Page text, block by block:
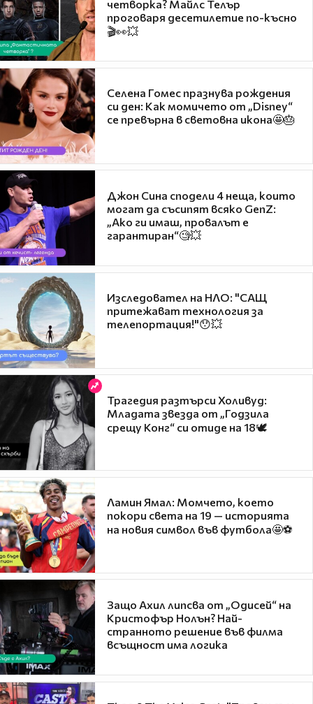
четворка? Майлс Телър
проговаря десетилетие по-късно
🎬👀💥
Селена Гомес празнува рождения
си ден: Как момичето от „Disney“
се превърна в световна икона🤩🎂
Джон Сина сподели 4 неща, които
могат да съсипят всяко GenZ:
„Ако ги имаш, провалът е
гарантиран“🧐💥
Изследовател на НЛО: "САЩ
притежават технология за
телепортация!"😯💥
Трагедия разтърси Холивуд:
Младата звезда от „Годзила
срещу Конг“ си отиде на 18🕊️
Ламин Ямал: Момчето, което
покори света на 19 — историята
на новия символ във футбола🤩⚽
Защо Ахил липсва от „Одисей“ на
Кристофър Нолън? Най-
странното решение във филма
всъщност има логика